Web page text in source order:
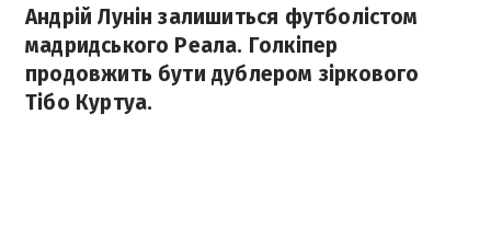
Андрій Лунін залишиться футболістом
мадридського Реала. Голкіпер
продовжить бути дублером зіркового
Тібо Куртуа.